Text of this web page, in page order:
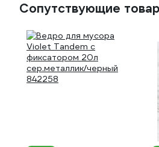
Сопутствующие